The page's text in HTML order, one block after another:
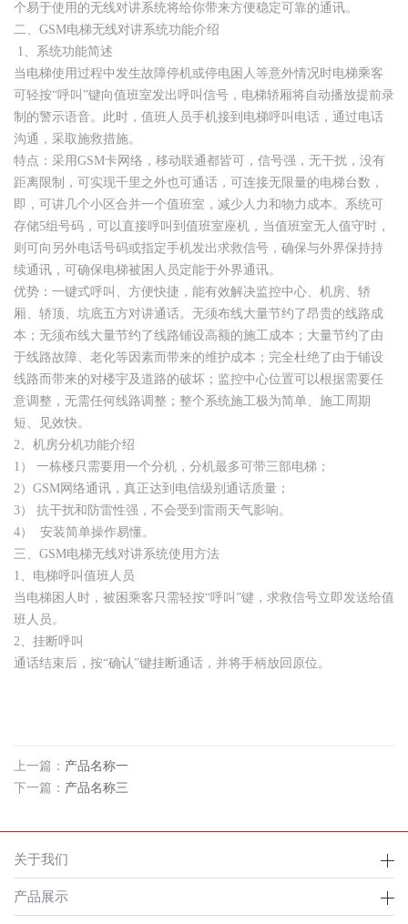
个易于使用的无线对讲系统将给你带来方便稳定可靠的通讯。
二、GSM电梯无线对讲系统功能介绍
1、系统功能简述
当电梯使用过程中发生故障停机或停电困人等意外情况时电梯乘客
可轻按“呼叫”键向值班室发出呼叫信号，电梯轿厢将自动播放提前录
制的警示语音。此时，值班人员手机接到电梯呼叫电话，通过电话
沟通，采取施救措施。
特点：采用GSM卡网络，移动联通都皆可，信号强，无干扰，没有
距离限制，可实现千里之外也可通话，可连接无限量的电梯台数，
即，可讲几个小区合并一个值班室，减少人力和物力成本。系统可
存储5组号码，可以直接呼叫到值班室座机，当值班室无人值守时，
则可向另外电话号码或指定手机发出求救信号，确保与外界保持持
续通讯，可确保电梯被困人员定能于外界通讯。
优势：一键式呼叫、方便快捷，能有效解决监控中心、机房、轿
厢、轿顶、坑底五方对讲通话。无须布线大量节约了昂贵的线路成
本；无须布线大量节约了线路铺设高额的施工成本；大量节约了由
于线路故障、老化等因素而带来的维护成本；完全杜绝了由于铺设
线路而带来的对楼宇及道路的破坏；监控中心位置可以根据需要任
意调整，无需任何线路调整；整个系统施工极为简单、施工周期
短、见效快。
2、机房分机功能介绍
1） 一栋楼只需要用一个分机，分机最多可带三部电梯；
2）GSM网络通讯，真正达到电信级别通话质量；
3） 抗干扰和防雷性强，不会受到雷雨天气影响。
4） 安装简单操作易懂。
三、GSM电梯无线对讲系统使用方法
1、电梯呼叫值班人员
当电梯困人时，被困乘客只需轻按“呼叫”键，求救信号立即发送给值
班人员。
2、挂断呼叫
通话结束后，按“确认”键挂断通话，并将手柄放回原位。
上一篇： 产品名称一
下一篇： 产品名称三
关于我们
产品展示